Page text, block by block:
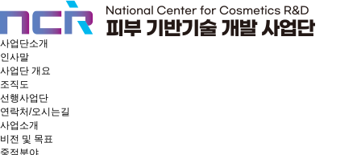
사업단소개
인사말
사업단 개요
조직도
선행사업단
연락처/오시는길
사업소개
비전 및 목표
중점분야